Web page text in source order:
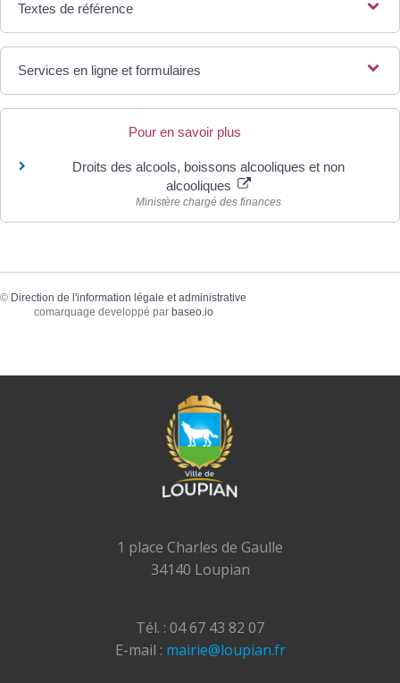
Textes de référence
Services en ligne et formulaires
Pour en savoir plus
Droits des alcools, boissons alcooliques et non
alcooliques
Ministère chargé des finances
© Direction de l'information légale et administrative
comarquage developpé par baseo.io
1 place Charles de Gaulle
34140 Loupian
Tél. : 04 67 43 82 07
E-mail : mairie@loupian.fr